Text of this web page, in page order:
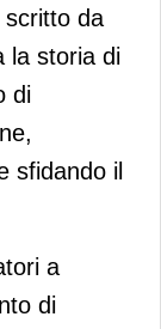
scritto da
la storia di
di
sfidando il
a
di